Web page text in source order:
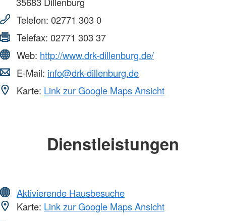
Telefon: 02771 303 0
Telefax: 02771 303 37
Web: http://www.drk-dillenburg.de/
E-Mail: info@drk-dillenburg.de
Karte: Link zur Google Maps Ansicht
Dienstleistungen
Aktivierende Hausbesuche
Karte: Link zur Google Maps Ansicht